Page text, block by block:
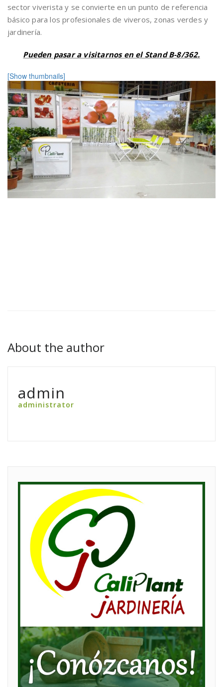
sector viverista y se convierte en un punto de referencia
básico para los profesionales de viveros, zonas verdes y
jardinería.
Pueden pasar a visitarnos en el Stand B-8/362.
[Show thumbnails]
About the author
admin
administrator